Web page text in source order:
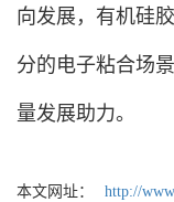
向发展，有机硅
分的电子粘合场
量发展助力。
本文网址： http://